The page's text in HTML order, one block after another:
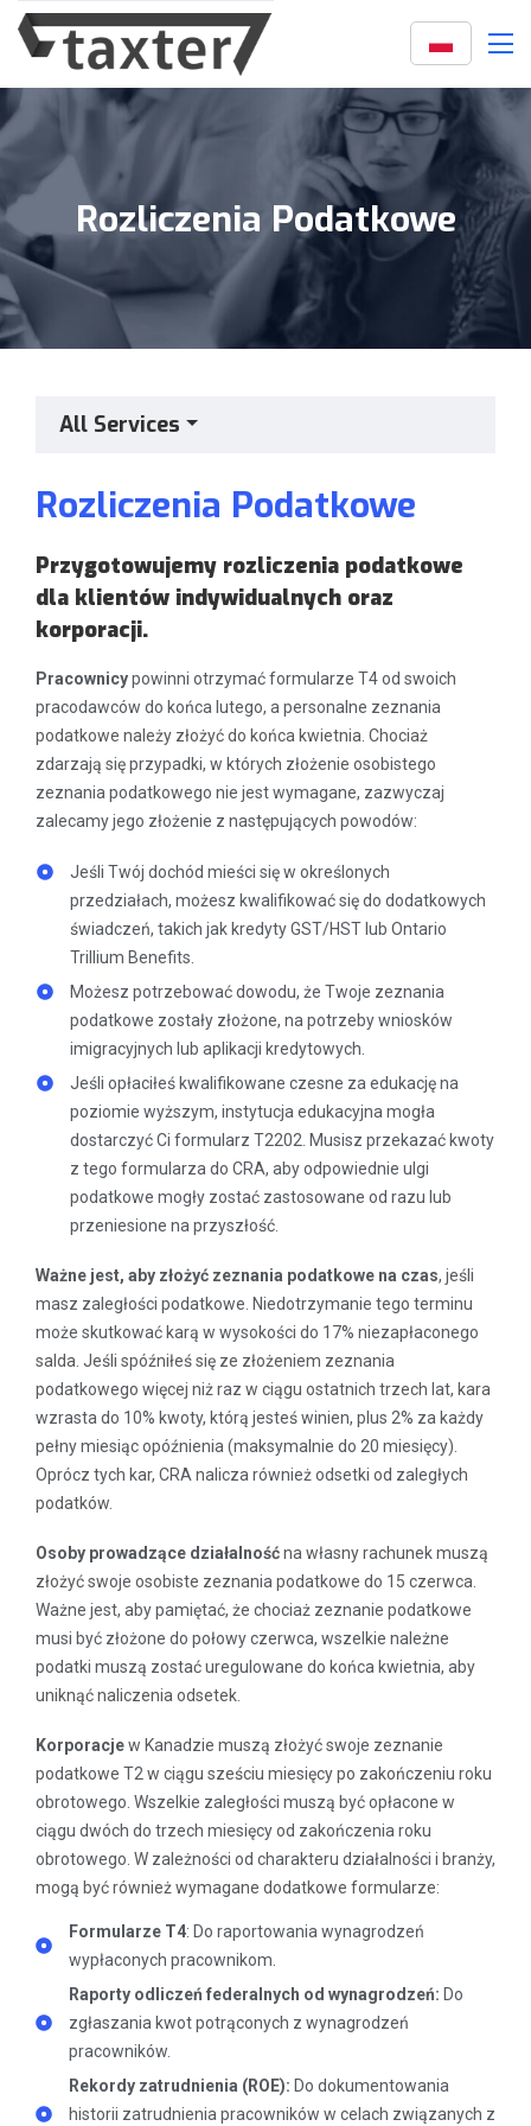
Rozliczenia Podatkowe
All Services
Rozliczenia Podatkowe
Przygotowujemy rozliczenia podatkowe
dla klientów indywidualnych oraz
korporacji.
Pracownicypowinni otrzymać formularze T4 od swoich
pracodawców do końca lutego, a personalne zeznania
podatkowe należy złożyć do końca kwietnia. Chociaż
zdarzają się przypadki, w których złożenie osobistego
zeznania podatkowego nie jest wymagane, zazwyczaj
zalecamy jego złożenie z następujących powodów:
Jeśli Twój dochód mieści się w określonych
przedziałach, możesz kwalifikować się do dodatkowych
świadczeń, takich jak kredyty GST/HST lub Ontario
Trillium Benefits.
Możesz potrzebować dowodu, że Twoje zeznania
podatkowe zostały złożone, na potrzeby wniosków
imigracyjnych lub aplikacji kredytowych.
Jeśli opłaciłeś kwalifikowane czesne za edukację na
poziomie wyższym, instytucja edukacyjna mogła
dostarczyć Ci formularz T2202. Musisz przekazać kwoty
z tego formularza do CRA, aby odpowiednie ulgi
podatkowe mogły zostać zastosowane od razu lub
przeniesione na przyszłość.
Ważne jest, aby złożyć zeznania podatkowe na czas, jeśli
masz zaległości podatkowe. Niedotrzymanie tego terminu
może skutkować karą w wysokości do 17% niezapłaconego
salda. Jeśli spóźniłeś się ze złożeniem zeznania
podatkowego więcej niż raz w ciągu ostatnich trzech lat, kara
wzrasta do 10% kwoty, którą jesteś winien, plus 2% za każdy
pełny miesiąc opóźnienia (maksymalnie do 20 miesięcy).
Oprócz tych kar, CRA nalicza również odsetki od zaległych
podatków.
Osoby prowadzące działalnośćna własny rachunek muszą
złożyć swoje osobiste zeznania podatkowe do 15 czerwca.
Ważne jest, aby pamiętać, że chociaż zeznanie podatkowe
musi być złożone do połowy czerwca, wszelkie należne
podatki muszą zostać uregulowane do końca kwietnia, aby
uniknąć naliczenia odsetek.
Korporacjew Kanadzie muszą złożyć swoje zeznanie
podatkowe T2 w ciągu sześciu miesięcy po zakończeniu roku
obrotowego. Wszelkie zaległości muszą być opłacone w
ciągu dwóch do trzech miesięcy od zakończenia roku
obrotowego. W zależności od charakteru działalności i branży,
mogą być również wymagane dodatkowe formularze:
Formularze T4: Do raportowania wynagrodzeń
wypłaconych pracownikom.
Raporty odliczeń federalnych od wynagrodzeń: Do
zgłaszania kwot potrąconych z wynagrodzeń
pracowników.
Rekordy zatrudnienia (ROE): Do dokumentowania
historii zatrudnienia pracowników w celach związanych z